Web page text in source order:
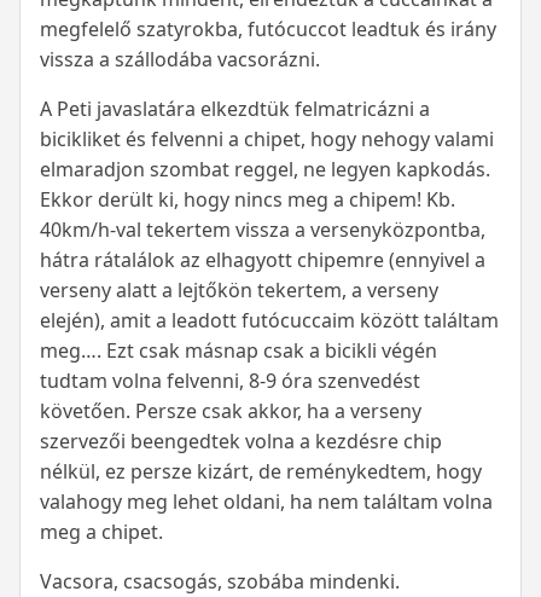
megfelelő szatyrokba, futócuccot leadtuk és irány
vissza a szállodába vacsorázni.
A Peti javaslatára elkezdtük felmatricázni a
bicikliket és felvenni a chipet, hogy nehogy valami
elmaradjon szombat reggel, ne legyen kapkodás.
Ekkor derült ki, hogy nincs meg a chipem! Kb.
40km/h-val tekertem vissza a versenyközpontba,
hátra rátalálok az elhagyott chipemre (ennyivel a
verseny alatt a lejtőkön tekertem, a verseny
elején), amit a leadott futócuccaim között találtam
meg…. Ezt csak másnap csak a bicikli végén
tudtam volna felvenni, 8-9 óra szenvedést
követően. Persze csak akkor, ha a verseny
szervezői beengedtek volna a kezdésre chip
nélkül, ez persze kizárt, de reménykedtem, hogy
valahogy meg lehet oldani, ha nem találtam volna
meg a chipet.
Vacsora, csacsogás, szobába mindenki.